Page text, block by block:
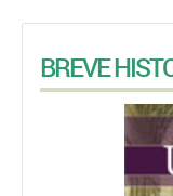
BREVE